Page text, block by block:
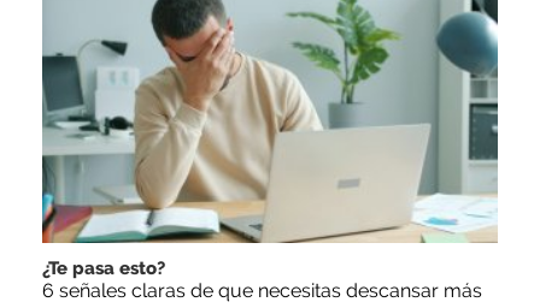
¿Te pasa esto?
6 señales claras de que necesitas descansar más